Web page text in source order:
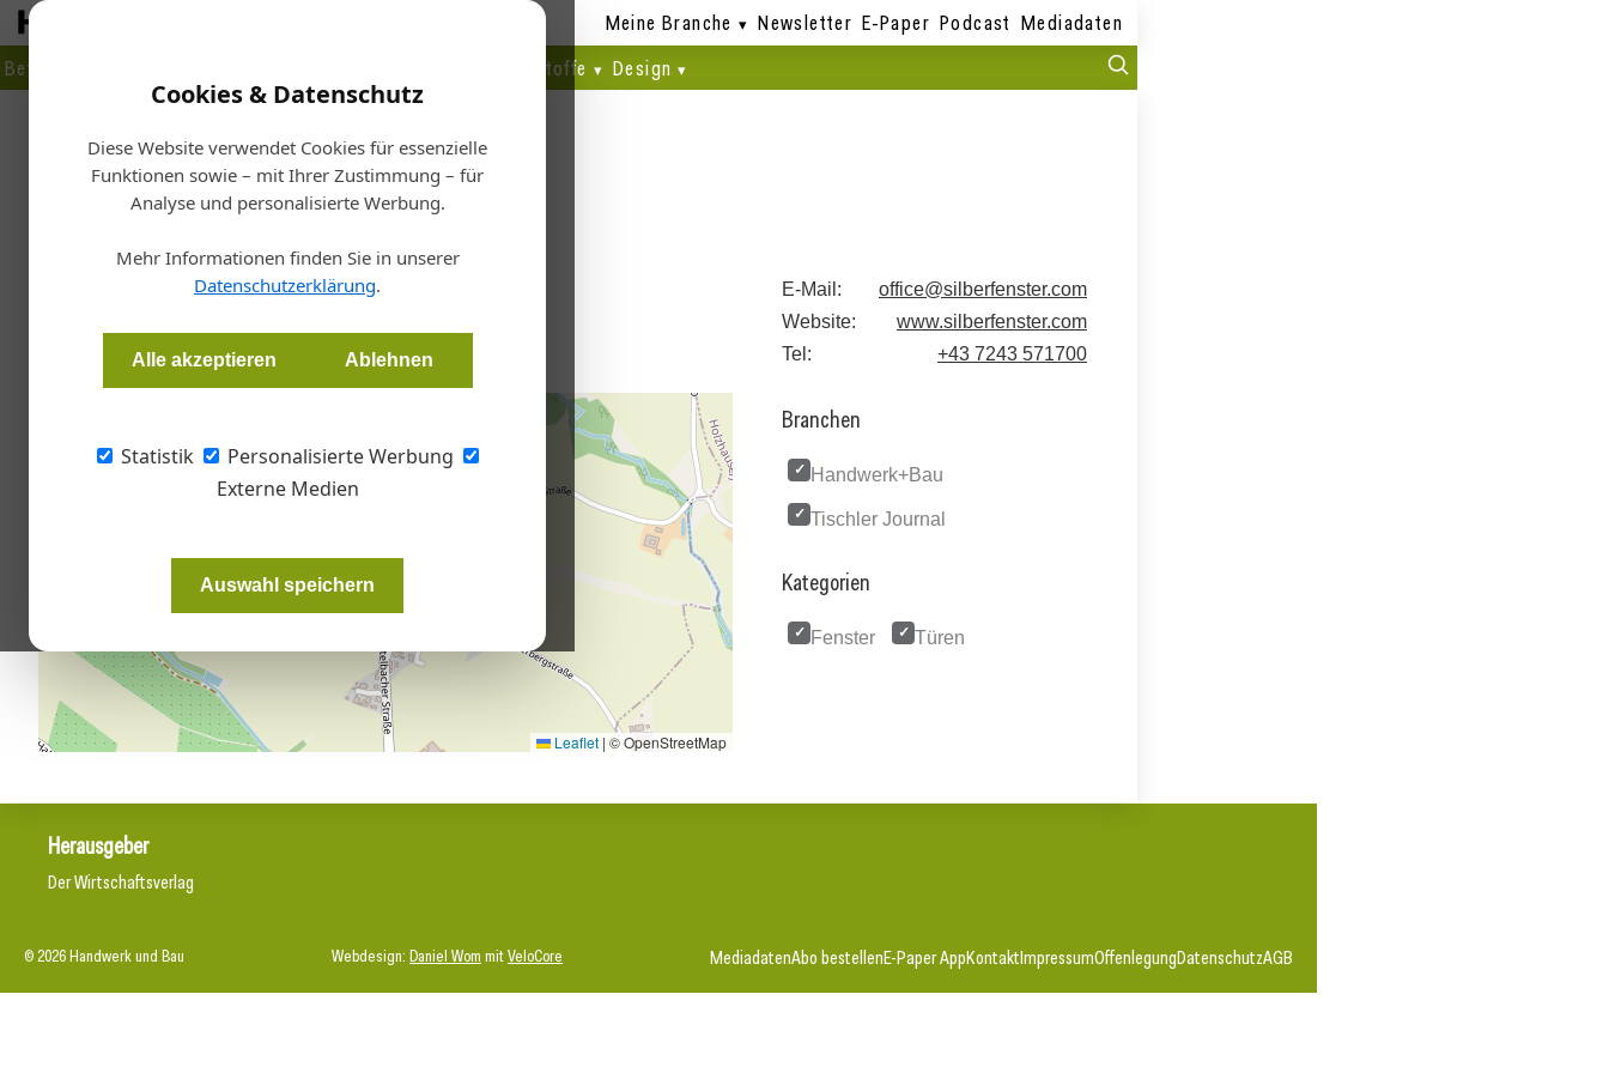
Cookies & Datenschutz
Diese Website verwendet Cookies für essenzielle
Funktionen sowie – mit Ihrer Zustimmung – für
Analyse und personalisierte Werbung.
Mehr Informationen finden Sie in unserer
Datenschutzerklärung.
Alle akzeptieren Ablehnen
Statistik
Personalisierte Werbung
Externe Medien
Auswahl speichern
Meine Branche Newsletter E-Paper Podcast Mediadaten
Betrieb
Bau- + Werkstoffe Design
Firmenverzeichnis › Silber Fensterbau GmbH
Silber Fensterbau GmbH
Standort
Leaflet | © OpenStreetMap
E-Mail:
office@silberfenster.com
Website:
www.silberfenster.com
Tel:
+43 7243 571700
Branchen
Handwerk+Bau
Tischler Journal
Kategorien
Fenster Türen
Herausgeber
Der Wirtschaftsverlag
© 2026 Handwerk und Bau Webdesign: Daniel Wom mitVeloCore MediadatenAbo bestellenE-Paper AppKontaktImpressumOffenlegungDatenschutzAGB